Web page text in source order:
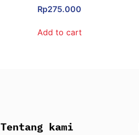
Rp275.000
Add to cart
Tentang kami